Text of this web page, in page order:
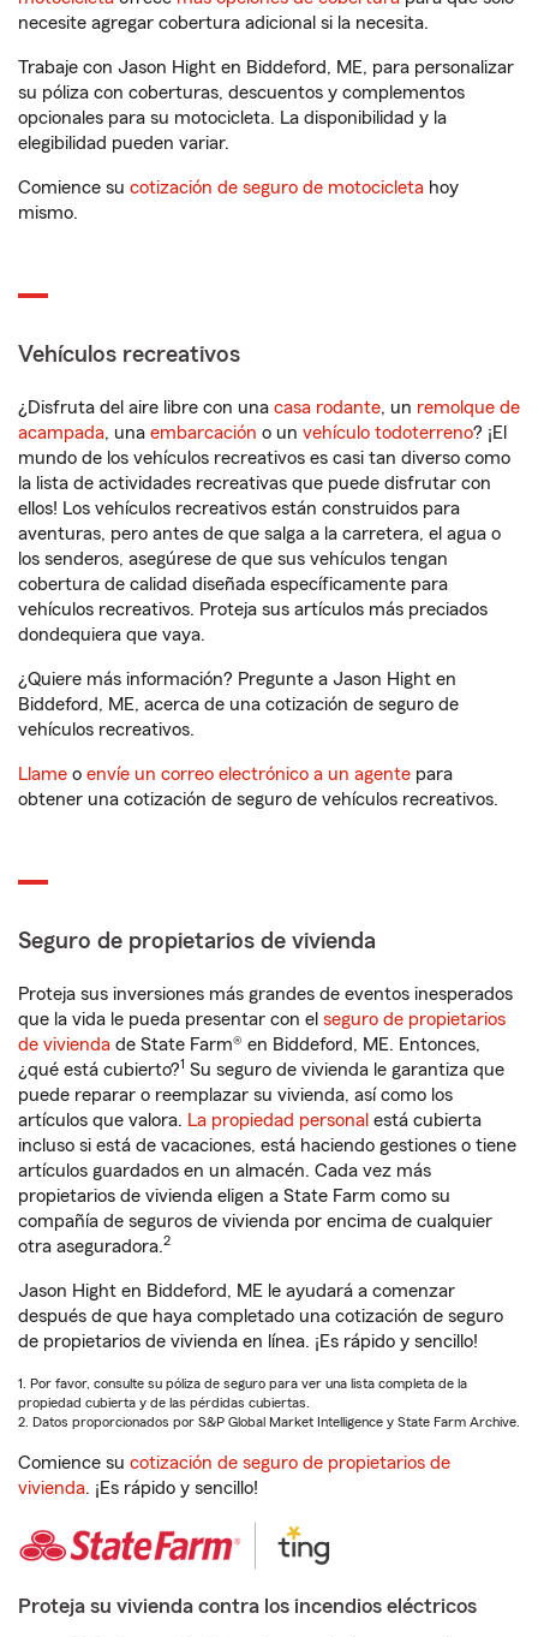
necesite agregar cobertura adicional si la necesita.
Trabaje con Jason Hight en Biddeford, ME, para personalizar
su póliza con coberturas, descuentos y complementos
opcionales para su motocicleta. La disponibilidad y la
elegibilidad pueden variar.
Comience su cotización de seguro de motocicleta hoy
mismo.
Vehículos recreativos
¿Disfruta del aire libre con una casa rodante, un remolque de
acampada, una embarcación o un vehículo todoterreno? ¡El
mundo de los vehículos recreativos es casi tan diverso como
la lista de actividades recreativas que puede disfrutar con
ellos! Los vehículos recreativos están construidos para
aventuras, pero antes de que salga a la carretera, el agua o
los senderos, asegúrese de que sus vehículos tengan
cobertura de calidad diseñada específicamente para
vehículos recreativos. Proteja sus artículos más preciados
dondequiera que vaya.
¿Quiere más información? Pregunte a Jason Hight en
Biddeford, ME, acerca de una cotización de seguro de
vehículos recreativos.
Llame o envíe un correo electrónico a un agente para
obtener una cotización de seguro de vehículos recreativos.
Seguro de propietarios de vivienda
Proteja sus inversiones más grandes de eventos inesperados
que la vida le pueda presentar con el seguro de propietarios
de vivienda de State Farm® en Biddeford, ME. Entonces,
¿qué está cubierto?1 Su seguro de vivienda le garantiza que
puede reparar o reemplazar su vivienda, así como los
artículos que valora. La propiedad personal está cubierta
incluso si está de vacaciones, está haciendo gestiones o tiene
artículos guardados en un almacén. Cada vez más
propietarios de vivienda eligen a State Farm como su
compañía de seguros de vivienda por encima de cualquier
otra aseguradora.2
Jason Hight en Biddeford, ME le ayudará a comenzar
después de que haya completado una cotización de seguro
de propietarios de vivienda en línea. ¡Es rápido y sencillo!
1. Por favor, consulte su póliza de seguro para ver una lista completa de la
propiedad cubierta y de las pérdidas cubiertas.
2. Datos proporcionados por S&P Global Market Intelligence y State Farm Archive.
Comience su cotización de seguro de propietarios de
vivienda. ¡Es rápido y sencillo!
Proteja su vivienda contra los incendios eléctricos